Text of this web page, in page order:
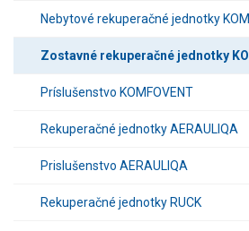
Nebytové rekuperačné jednotky
Zostavné rekuperačné jednotky
Príslušenstvo KOMFOVENT
Rekuperačné jednotky AERAULIQA
Prislušenstvo AERAULIQA
Rekuperačné jednotky RUCK